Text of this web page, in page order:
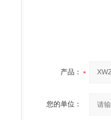
产品：
您的单位：